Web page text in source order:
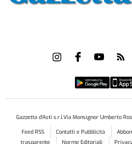
Gazzetta d'Asti s.r.l.Via Monsignor Umberto
Feed RSS
Contatti e Pubblicità
trasparente
Norme Editoriali